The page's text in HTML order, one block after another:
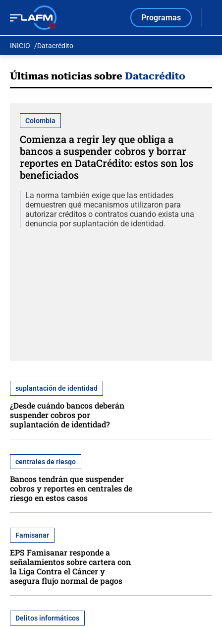
Programas
INICIO Datacrédito
Últimas noticias sobre Datacrédito
Colombia
Comienza a regir ley que obliga a
bancos a suspender cobros y borrar
reportes en DataCrédito: estos son los
beneficiados
La norma también exige que las entidades
demuestren qué mecanismos utilizaron para
autorizar créditos o contratos cuando exista una
denuncia por suplantación de identidad.
suplantación de identidad
¿Desde cuándo bancos deberán
suspender cobros por
suplantación de identidad?
centrales de riesgo
Bancos tendrán que suspender
cobros y reportes en centrales de
riesgo en estos casos
Famisanar
EPS Famisanar responde a
señalamientos sobre cartera con
la Liga Contra el Cáncer y
asegura flujo normal de pagos
Delitos informáticos